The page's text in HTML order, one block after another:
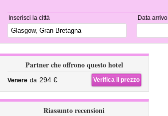
Inserisci la città Data arrivo
Partner che offrono questo hotel
Venere da 294 € Verifica il prezzo
Riassunto recensioni